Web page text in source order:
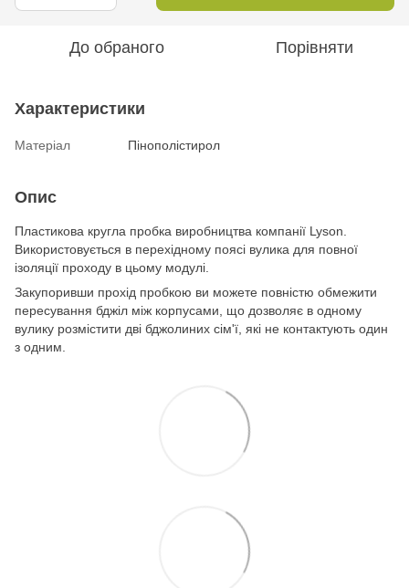
До обраного Порівняти
Характеристики
Матеріал Пінополістирол
Опис
Пластикова кругла пробка виробництва компанії Lyson.
Використовується в перехідному поясі вулика для повної
ізоляції проходу в цьому модулі.
Закупоривши прохід пробкою ви можете повністю обмежити
пересування бджіл між корпусами, що дозволяє в одному
вулику розмістити дві бджолиних сім'ї, які не контактують один
з одним.